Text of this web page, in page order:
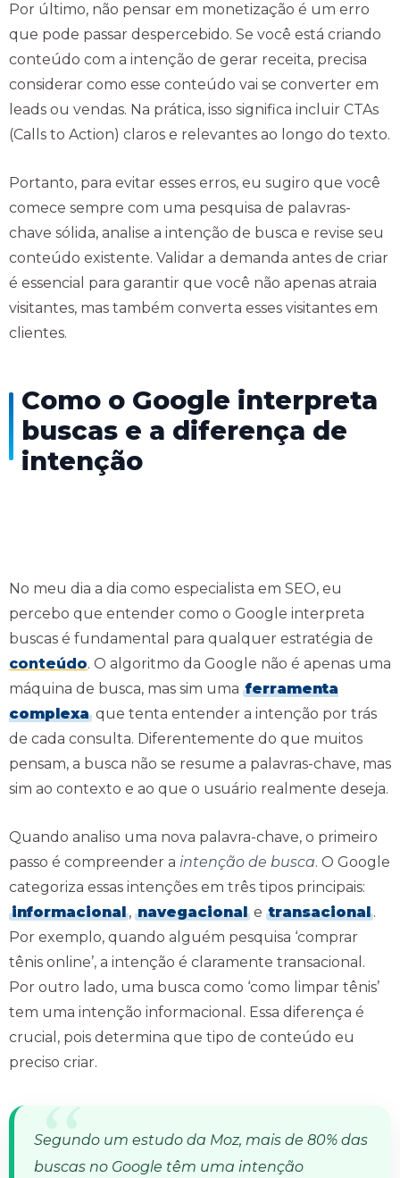
Por último, não pensar em monetização é um erro
que pode passar despercebido. Se você está criando
conteúdo com a intenção de gerar receita, precisa
considerar como esse conteúdo vai se converter em
leads ou vendas. Na prática, isso significa incluir CTAs
(Calls to Action) claros e relevantes ao longo do texto.
Portanto, para evitar esses erros, eu sugiro que você
comece sempre com uma pesquisa de palavras-
chave sólida, analise a intenção de busca e revise seu
conteúdo existente. Validar a demanda antes de criar
é essencial para garantir que você não apenas atraia
visitantes, mas também converta esses visitantes em
clientes.
Como o Google interpreta
buscas e a diferença de
intenção
No meu dia a dia como especialista em SEO, eu
percebo que entender como o Google interpreta
buscas é fundamental para qualquer estratégia de
conteúdo. O algoritmo da Google não é apenas uma
máquina de busca, mas sim uma ferramenta
complexa que tenta entender a intenção por trás
de cada consulta. Diferentemente do que muitos
pensam, a busca não se resume a palavras-chave, mas
sim ao contexto e ao que o usuário realmente deseja.
Quando analiso uma nova palavra-chave, o primeiro
passo é compreender a intenção de busca. O Google
categoriza essas intenções em três tipos principais:
informacional , navegacional e transacional .
Por exemplo, quando alguém pesquisa ‘comprar
tênis online’, a intenção é claramente transacional.
Por outro lado, uma busca como ‘como limpar tênis’
tem uma intenção informacional. Essa diferença é
crucial, pois determina que tipo de conteúdo eu
preciso criar.
Segundo um estudo da Moz, mais de 80% das
buscas no Google têm uma intenção